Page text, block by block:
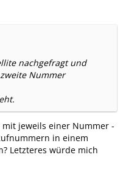
nachgefragt und
Nummer
jeweils einer Nummer -
in einem
Letzteres würde mich